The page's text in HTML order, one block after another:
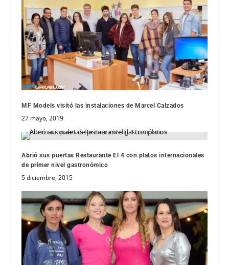
MF Models visitó las instalaciones de Marcel Calzados
27 mayo, 2019
Abrió sus puertas Restaurante El 4 con platos internacionales
de primer nivel gastronómico
5 diciembre, 2015